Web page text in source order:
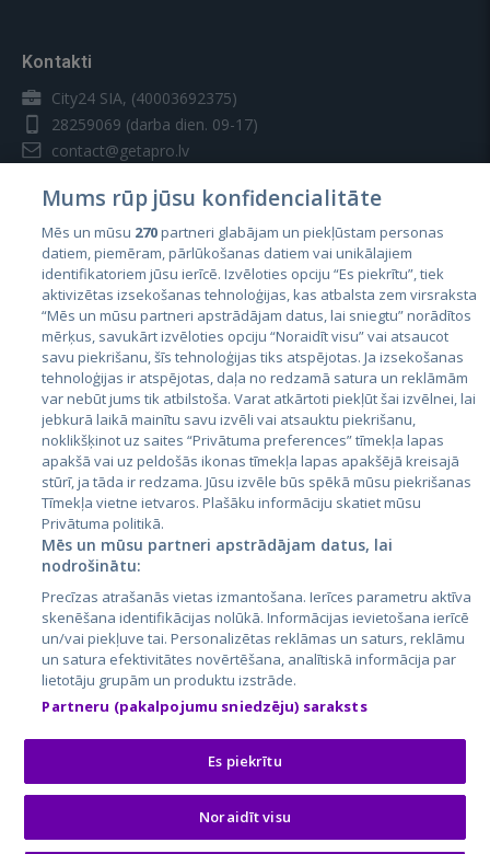
Kontakti
City24 SIA, (40003692375)
28259069 (darba dien. 09-17)
contact@getapro.lv
Valstis
Igaunija
Latvija
Lietuva
City24.lv
City24.ee
GetaPro.lv
GetaPro.ee
Skelbiu.lt
Autoplius.lt
Aruodas.lt
CVbankas.lt
Kainos.lt
Paslaugos.lt
auto24.ee
Osta.ee
KuldneBörs.ee
© 2026 GetaPro. Visas tiesības aizsargātas.
Mums rūp jūsu konfidencialitāte
Mēs un mūsu 270partneri glabājam un piekļūstam personas
datiem, piemēram, pārlūkošanas datiem vai unikālajiem
identifikatoriem jūsu ierīcē. Izvēloties opciju “Es piekrītu”, tiek
aktivizētas izsekošanas tehnoloģijas, kas atbalsta zem virsraksta
“Mēs un mūsu partneri apstrādājam datus, lai sniegtu” norādītos
mērķus, savukārt izvēloties opciju “Noraidīt visu” vai atsaucot
savu piekrišanu, šīs tehnoloģijas tiks atspējotas. Ja izsekošanas
tehnoloģijas ir atspējotas, daļa no redzamā satura un reklāmām
var nebūt jums tik atbilstoša. Varat atkārtoti piekļūt šai izvēlnei, lai
jebkurā laikā mainītu savu izvēli vai atsauktu piekrišanu,
noklikšķinot uz saites “Privātuma preferences” tīmekļa lapas
apakšā vai uz peldošās ikonas tīmekļa lapas apakšējā kreisajā
stūrī, ja tāda ir redzama. Jūsu izvēle būs spēkā mūsu piekrišanas
Tīmekļa vietne ietvaros. Plašāku informāciju skatiet mūsu
Privātuma politikā.
Mēs un mūsu partneri apstrādājam datus, lai
nodrošinātu:
Precīzas atrašanās vietas izmantošana. Ierīces parametru aktīva
skenēšana identifikācijas nolūkā. Informācijas ievietošana ierīcē
un/vai piekļuve tai. Personalizētas reklāmas un saturs, reklāmu
un satura efektivitātes novērtēšana, analītiskā informācija par
lietotāju grupām un produktu izstrāde.
Partneru (pakalpojumu sniedzēju) saraksts
Es piekrītu
Noraidīt visu